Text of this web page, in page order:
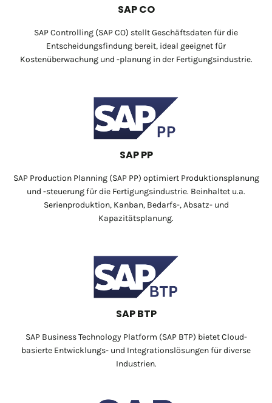
SAP CO
SAP Controlling (SAP CO) stellt Geschäftsdaten für die
Entscheidungsfindung bereit, ideal geeignet für
Kostenüberwachung und -planung in der Fertigungsindustrie.
SAP PP
SAP Production Planning (SAP PP) optimiert Produktionsplanung
und -steuerung für die Fertigungsindustrie. Beinhaltet u.a.
Serienproduktion, Kanban, Bedarfs-, Absatz- und
Kapazitätsplanung.
SAP BTP
SAP Business Technology Platform (SAP BTP) bietet Cloud-
basierte Entwicklungs- und Integrationslösungen für diverse
Industrien.